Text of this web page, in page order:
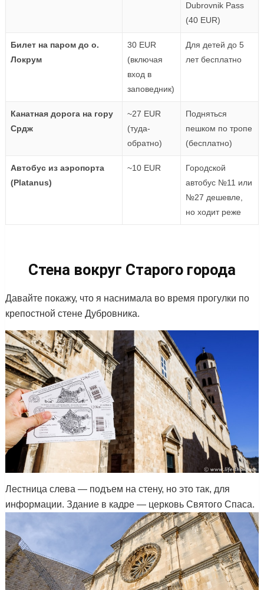
Dubrovnik Pass
(40 EUR)
Билет на паром до о.
Локрум
30 EUR
(включая
вход в
заповедник)
Для детей до 5
лет бесплатно
Канатная дорога на гору
Срдж
~27 EUR
(туда-
обратно)
Подняться
пешком по тропе
(бесплатно)
Автобус из аэропорта
(Platanus)
~10 EUR
Городской
автобус №11 или
№27 дешевле,
но ходит реже
Стена вокруг Старого города
Давайте покажу, что я наснимала во время прогулки по
крепостной стене Дубровника.
Лестница слева — подъем на стену, но это так, для
информации. Здание в кадре — церковь Святого Спаса.